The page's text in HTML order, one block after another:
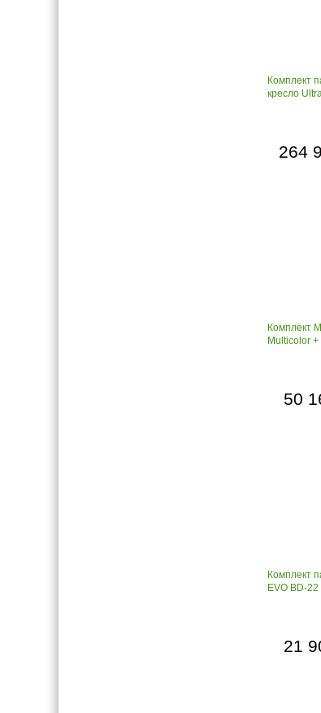
Комплект
кресло
264
Комплект
Multicolor +
50
Комплект
EVO BD-22
21